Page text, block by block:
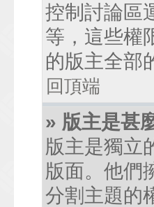
控制討論區
等，這些權
的版主全部
回頂端
» 版主是甚
版主是獨立
版面。他們
分割主題的